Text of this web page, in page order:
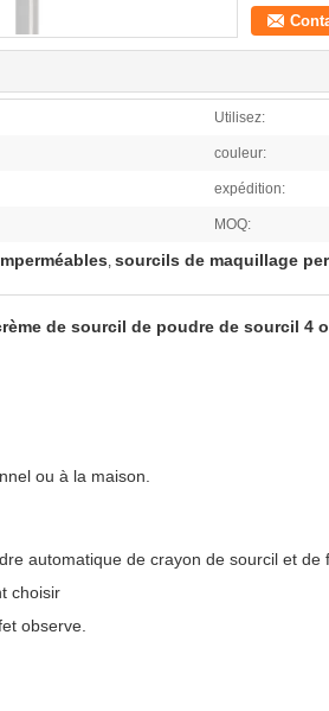
Utilisez:
couleur:
expédition:
MOQ:
, sourcils de maquillage
de sourcil de poudre de sourcil 4
ou à la maison.
automatique de crayon de sourcil et
choisir
observe.